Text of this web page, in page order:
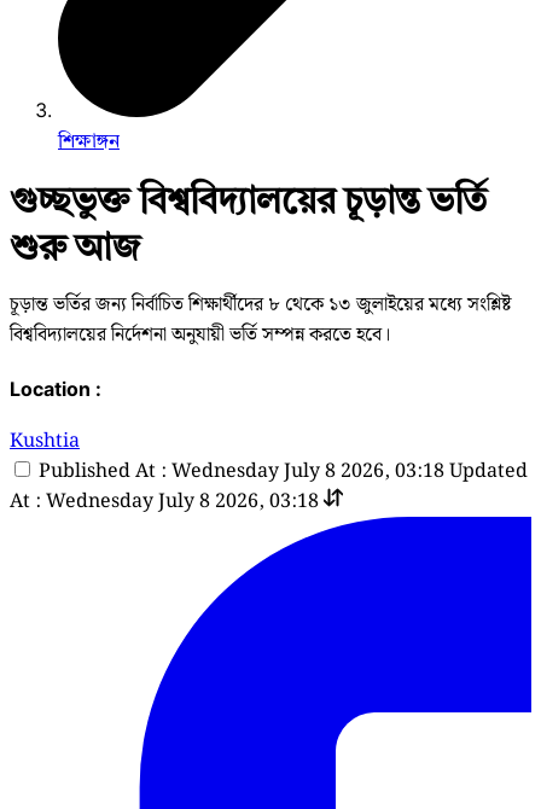
শিক্ষাঙ্গন
গুচ্ছভুক্ত বিশ্ববিদ্যালয়ের চূড়ান্ত ভর্তি
শুরু আজ
চূড়ান্ত ভর্তির জন্য নির্বাচিত শিক্ষার্থীদের ৮ থেকে ১৩ জুলাইয়ের মধ্যে সংশ্লিষ্ট
বিশ্ববিদ্যালয়ের নির্দেশনা অনুযায়ী ভর্তি সম্পন্ন করতে হবে।
Location :
Kushtia
Published At : Wednesday July 8 2026, 03:18Updated
At : Wednesday July 8 2026, 03:18